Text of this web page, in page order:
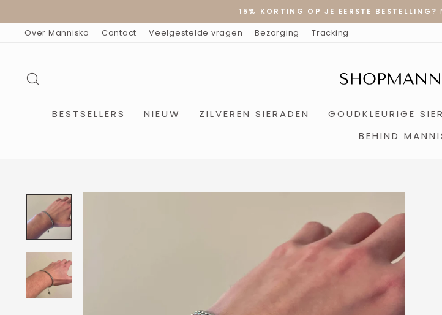
artikel
15% KORTING OP JE EERSTE BESTELLING?
Over Mannisko Contact Veelgestelde vragen Bezorging Tracking
BESTSELLERS NIEUW ZILVEREN SIERADEN GOUDKLEURIGE
BEHIND